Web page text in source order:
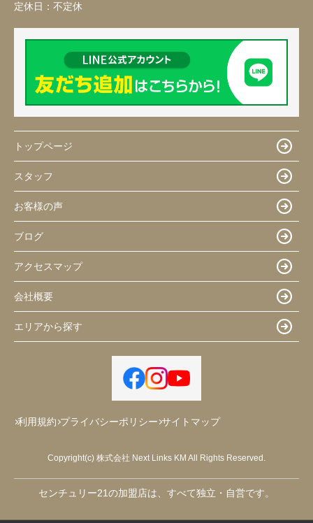
定休日： 不定休
トップページ
スタッフ
お客様の声
ブログ
アクセスマップ
会社概要
エリアから探す
利用規約 プライバシーポリシー サイトマップ
Copyright(c) 株式会社 Next Links KM All Rights Reserved.
センチュリー21の加盟店は、すべて独立・自営です。